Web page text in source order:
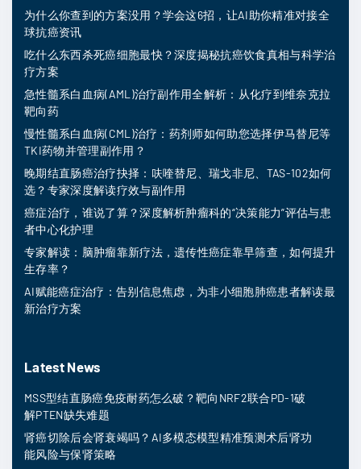
为什么你查到的方案没用？学会这6招，让AI助你精准对接全
球抗癌资讯
吃什么东西杀死癌细胞最快？深度揭秘抗癌饮食真相与科学治
疗方案
急性髓系白血病(AML)治疗副作用全解析：从化疗到维奈克拉
靶向药
慢性髓系白血病(CML)治疗：药剂师如何助您选择伊马替尼等
TKI药物并管理副作用？
晚期结直肠癌治疗抉择：呋喹替尼、瑞戈非尼、TAS-102如何
选？专家深度解读疗效与副作用
癌症治疗，谁说了算？深度解析肿瘤科的“决策能力”评估与患
者中心化护理
专家解读：脑肿瘤靠新疗法，遗传性癌症靠早筛查，如何提升
生存率？
AI赋能癌症治疗：告别信息焦虑，为非小细胞肺癌患者解读最
新治疗方案
Latest News
MSS型结直肠癌免疫耐药怎么破？靶向NRF2联合PD-1破
解PTEN缺失难题
肾癌切除后会肾衰竭吗？AI多模态模型精准预测术后肾功
能风险与保肾策略